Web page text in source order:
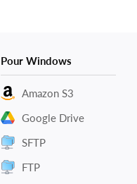
Pour Windows
Amazon S3
Google Drive
SFTP
FTP